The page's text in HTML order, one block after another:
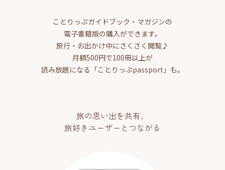
ことりっぷガイドブック・マガジンの
電子書籍版の購入ができます。
旅行・お出かけ中にさくさく閲覧♪
月額500円で100冊以上が
読み放題になる「ことりっぷpassport」も。
旅の思い出を共有、
旅好きユーザーとつながる